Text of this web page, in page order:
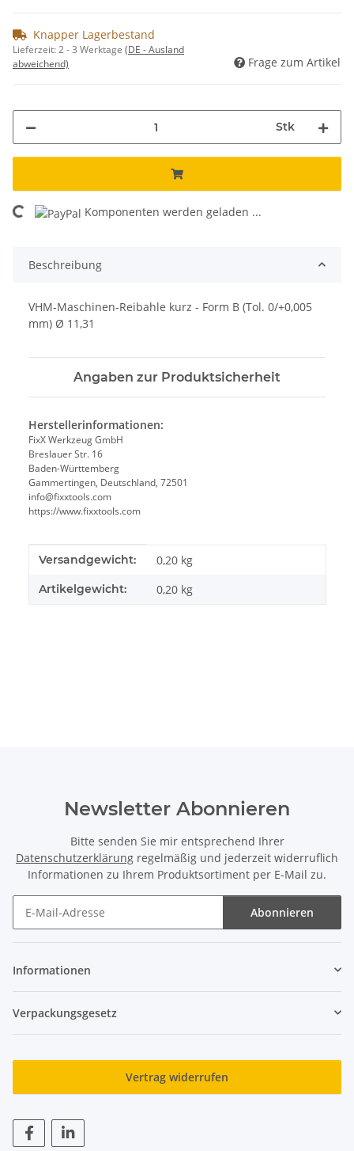
Knapper Lagerbestand
Lieferzeit:2 - 3 Werktage (DE - Ausland
abweichend)
Frage zum Artikel
Stk
Loading... Komponenten werden geladen ...
Beschreibung
VHM-Maschinen-Reibahle kurz - Form B (Tol. 0/+0,005
mm) Ø 11,31
Angaben zur Produktsicherheit
Herstellerinformationen:
FixX Werkzeug GmbH
Breslauer Str. 16
Baden-Württemberg
Gammertingen, Deutschland, 72501
info@fixxtools.com
https://www.fixxtools.com
Produkteigenschaft
Wert
Versandgewicht: 0,20 kg
Artikelgewicht: 0,20 kg
Newsletter Abonnieren
Bitte senden Sie mir entsprechend Ihrer
Datenschutzerklärung regelmäßig und jederzeit widerruflich
Informationen zu Ihrem Produktsortiment per E-Mail zu.
Abonnieren
Informationen
Verpackungsgesetz
Vertrag widerrufen